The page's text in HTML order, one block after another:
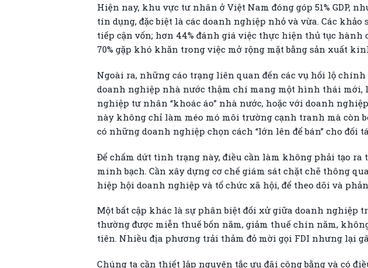
Hiện nay, khu vực tư nhân ở Việt Nam đóng góp 51% GDP,
tín dụng, đặc biệt là các doanh nghiệp nhỏ và vừa. Các
tiếp cận vốn; hơn 44% đánh giá việc thực hiện thủ tục
70% gặp khó khăn trong việc mở rộng mặt bằng sản xuất
Ngoài ra, những cáo trạng liên quan đến các vụ hối lộ
doanh nghiệp nhà nước thậm chí mang một hình thái
nghiệp tư nhân “khoác áo” nhà nước, hoặc với doanh
này không chỉ làm méo mó môi trường cạnh tranh mà còn
có những doanh nghiệp chọn cách “lớn lên để bán” cho
Để chấm dứt tình trạng này, điều cần làm không phải tạo
minh bạch. Cần xây dựng cơ chế giám sát chặt chẽ thông
hiệp hội doanh nghiệp và tổ chức xã hội, để theo dõi và
Một bất cập khác là sự phân biệt đối xử giữa doanh nghiệp
thường được miễn thuế bốn năm, giảm thuế chín năm,
tiên. Nhiều địa phương trải thảm đỏ mời gọi FDI nhưng lại
Chúng ta cần thiết lập nguyên tắc ưu đãi công bằng và có